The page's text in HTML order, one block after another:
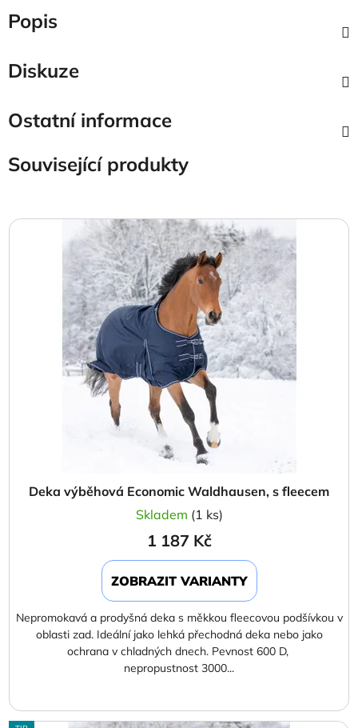
Popis
Diskuze
Ostatní informace
Související produkty
Deka výběhová Economic Waldhausen, s fleecem
Skladem (1 ks)
1 187 Kč
ZOBRAZIT VARIANTY
Nepromokavá a prodyšná deka s měkkou fleecovou podšívkou v
oblasti zad. Ideální jako lehká přechodná deka nebo jako
ochrana v chladných dnech. Pevnost 600 D,
nepropustnost 3000...